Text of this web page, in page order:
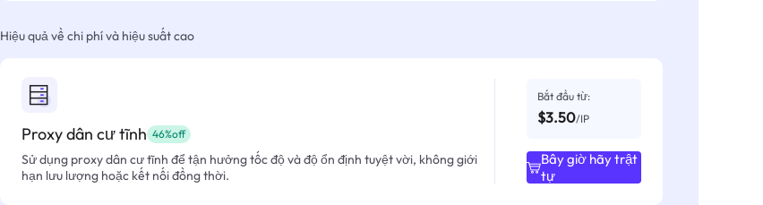
Hiệu quả về chi phí và hiệu suất cao
Proxy dân cư tĩnh 46%off
Sử dụng proxy dân cư tĩnh để tận hưởng tốc độ và độ ổn định tuyệt vời, không giới
hạn lưu lượng hoặc kết nối đồng thời.
Bắt đầu từ:
$3.50/IP
Bây giờ hãy trật
tự